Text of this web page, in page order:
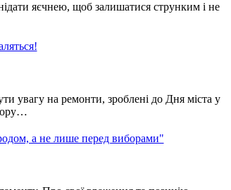
яєчнею, щоб залишатися струнким і не
увагу на ремонти, зроблені до Дня міста у
а не лише перед виборами"